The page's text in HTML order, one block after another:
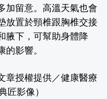
加留意。高溫天氣也會
放置於頸椎跟胸椎交接
腋下，可幫助身體降
影響。
章授權提供／健康醫療
匠影像）